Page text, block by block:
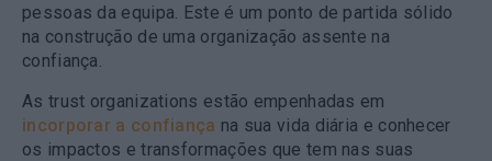
pessoas da equipa. Este é um ponto de partida sólido
na construção de uma organização assente na
confiança.
As trust organizations estão empenhadas em
incorporar a confiança na sua vida diária e conhecer
os impactos e transformações que tem nas suas